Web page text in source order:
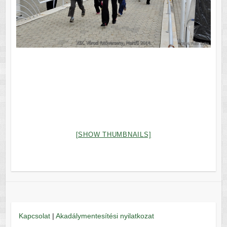
[SHOW THUMBNAILS]
Kapcsolat| Akadálymentesítési nyilatkozat